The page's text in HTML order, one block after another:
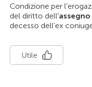
Condizione per
del diritto dell'
decesso dell'ex
Utile